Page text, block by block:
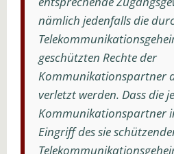
nämlich jedenfalls die
geschützten Rechte der
Kommunikationspartner
verletzt werden. Dass die
Kommunikationspartner
Eingriff des sie